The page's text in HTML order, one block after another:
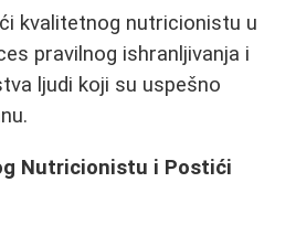
kvalitetnog nutricionistu u
pravilnog ishranljivanja i
ljudi koji su uspešno
Nutricionistu i Postići